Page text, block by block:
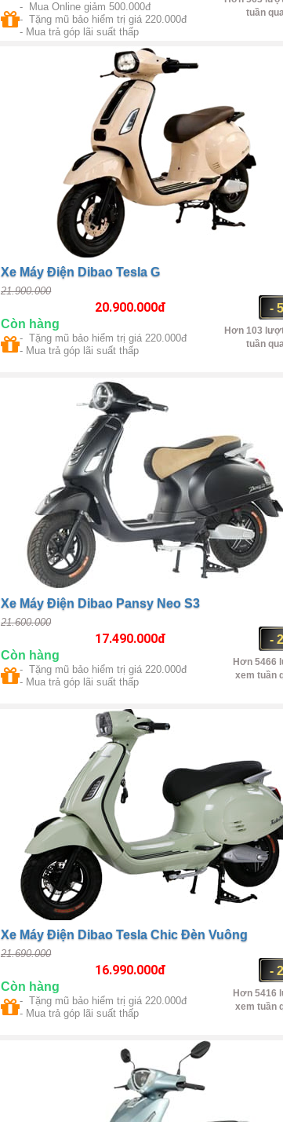
- Mua Online giảm 500.000đ
- Tặng mũ bảo hiểm trị giá 220.000đ
- Mua trả góp lãi suất thấp
tuần
Xe Máy Điện Dibao Tesla G
21.900.000
-
20.900.000đ
Còn hàng
- Tặng mũ bảo hiểm trị giá 220.000đ
- Mua trả góp lãi suất thấp
Hơn 103
tuần
Xe Máy Điện Dibao Pansy Neo S3
21.600.000
-
17.490.000đ
Còn hàng
- Tặng mũ bảo hiểm trị giá 220.000đ
- Mua trả góp lãi suất thấp
Hơn 5466
xem tuần
Xe Máy Điện Dibao Tesla Chic Đèn Vuông
21.690.000
-
16.990.000đ
Còn hàng
- Tặng mũ bảo hiểm trị giá 220.000đ
- Mua trả góp lãi suất thấp
Hơn 5416
xem tuần